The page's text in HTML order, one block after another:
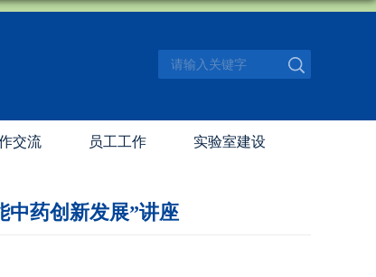
交流 员工工作 实验室建设
药创新发展”讲座